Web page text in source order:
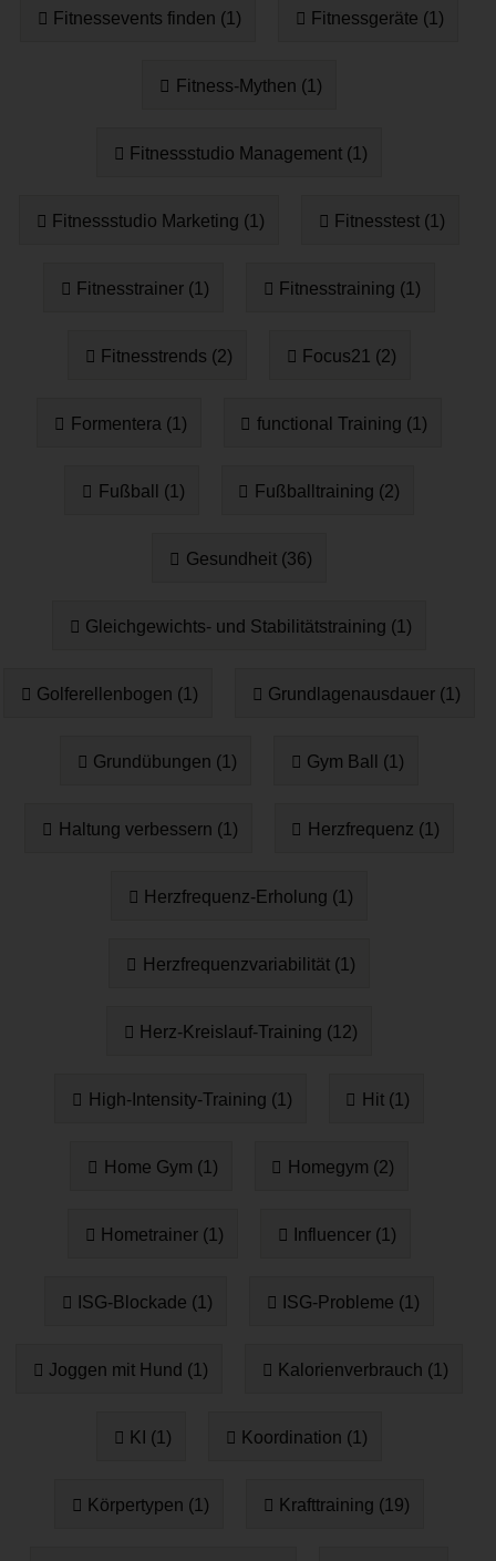
Fitnessevents finden (1) Fitnessgeräte (1)
Fitness-Mythen (1)
Fitnessstudio Management (1)
Fitnessstudio Marketing (1) Fitnesstest (1)
Fitnesstrainer (1) Fitnesstraining (1)
Fitnesstrends (2) Focus21 (2)
Formentera (1) functional Training (1)
Fußball (1) Fußballtraining (2)
Gesundheit (36)
Gleichgewichts- und Stabilitätstraining (1)
Golferellenbogen (1) Grundlagenausdauer (1)
Grundübungen (1) Gym Ball (1)
Haltung verbessern (1) Herzfrequenz (1)
Herzfrequenz-Erholung (1)
Herzfrequenzvariabilität (1)
Herz-Kreislauf-Training (12)
High-Intensity-Training (1) Hit (1)
Home Gym (1) Homegym (2)
Hometrainer (1) Influencer (1)
ISG-Blockade (1) ISG-Probleme (1)
Joggen mit Hund (1) Kalorienverbrauch (1)
KI (1) Koordination (1)
Körpertypen (1) Krafttraining (19)